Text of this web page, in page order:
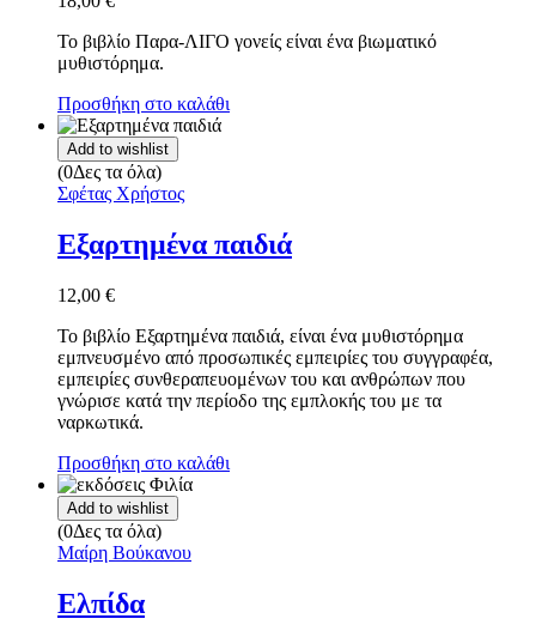
Το βιβλίο Παρα-ΛΙΓΟ γονείς είναι ένα βιωματικό
μυθιστόρημα.
Προσθήκη στο καλάθι
Add to wishlist
(0Δες τα όλα)
Σφέτας Χρήστος
Εξαρτημένα παιδιά
12,00 €
Το βιβλίο Εξαρτημένα παιδιά, είναι ένα μυθιστόρημα
εμπνευσμένο από προσωπικές εμπειρίες του συγγραφέα,
εμπειρίες συνθεραπευoμένων του και ανθρώπων που
γνώρισε κατά την περίοδο της εμπλοκής του με τα
ναρκωτικά.
Προσθήκη στο καλάθι
Add to wishlist
(0Δες τα όλα)
Μαίρη Βούκανου
Ελπίδα